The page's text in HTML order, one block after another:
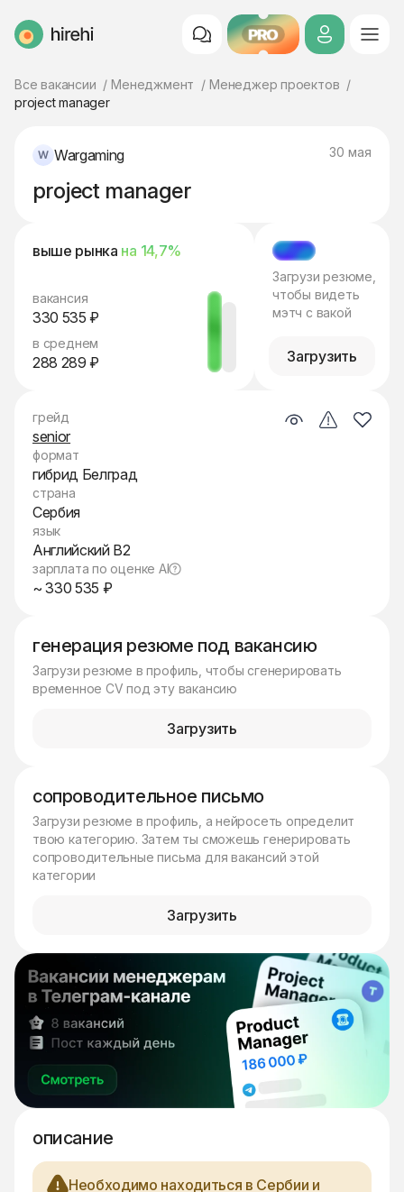
HireHi PRO
Все вакансии Менеджмент
Менеджер проектов
project manager
Wargaming 30 мая
project manager
выше рынка на 14,7%
вакансия
330 535 ₽
в среднем
288 289 ₽
МЭТЧ
Загрузи резюме,
чтобы видеть
мэтч с вакой
Загрузить
генерация резюме под вакансию
Загрузи резюме в профиль, чтобы сгенерировать
временное CV под эту вакансию
Загрузить
сопроводительное письмо
Загрузи резюме в профиль, а нейросеть определит
твою категорию. Затем ты сможешь генерировать
сопроводительные письма для вакансий этой
категории
Загрузить
описание
Необходимо находиться в Сербии и
грейд
senior
формат
гибрид Белград
страна
Сербия
язык
Английский B2
зарплата по оценке AI
~ 330 535 ₽